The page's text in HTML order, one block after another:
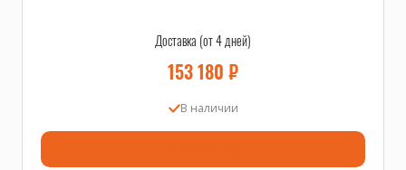
Доставка (от 4 дней)
153 180 ₽
В наличии